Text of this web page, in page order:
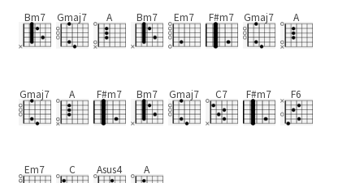
Bm7 Gmaj7 A Bm7 Em7 F#m7 Gmaj7 A
Gmaj7 A F#m7 Bm7 Gmaj7 C7 F#m7 F6
Em7 C Asus4 A